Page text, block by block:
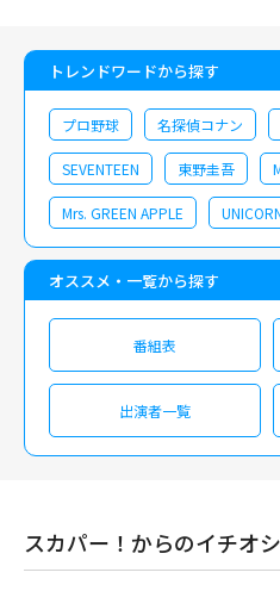
トレンドワードから探す
プロ野球 名探偵コナン
SEVENTEEN 東野圭吾
Mrs. GREEN APPLE
オススメ・一覧から探す
番組表
出演者一覧
スカパー！からのイチオシ